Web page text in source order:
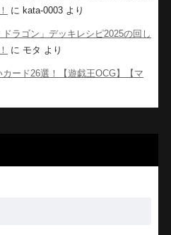
に kata-0003より
ドラゴン」デッキレシピ2025の回し
に モタ より
カード26選！【遊戯王OCG】【マ